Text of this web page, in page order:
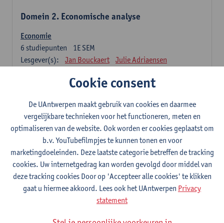
Domein 2. Economische analyse
Economie
1E SEM
6 studiepunten
Lesgever(s):
Jan Bouckaert Julie Adriaensen
Domein 3. Bedrijfseconomie
Accountancy
1E/2E SEM
6studiepunten
Lesgever(s):
Tom Van Caneghem Christine Lippens
Domein 6. Kwantitatieve methoden
Beschrijvende statistiek en kansrekenen
2E SEM
3studiepunten
Stephan Van der Veeken
Cookie consent
De UAntwerpen maakt gebruik van cookies en daarmee
vergelijkbare technieken voor het functioneren, meten en
optimaliseren van de website. Ook worden er cookies geplaatst om
b.v. YouTubefilmpjes te kunnen tonen en voor
marketingdoeleinden. Deze laatste categorie betreffen de tracking
cookies. Uw internetgedrag kan worden gevolgd door middel van
deze tracking cookies Door op 'Accepteer alle cookies' te klikken
gaat u hiermee akkoord. Lees ook het UAntwerpen Privacy
statement